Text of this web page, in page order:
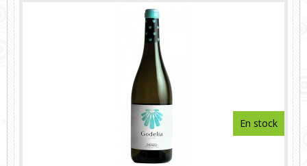
En stock